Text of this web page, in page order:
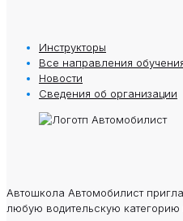
Инструкторы
Все направления
Новости
Сведения oб oрганизации
Автошкола Автомобилист
любую водительскую